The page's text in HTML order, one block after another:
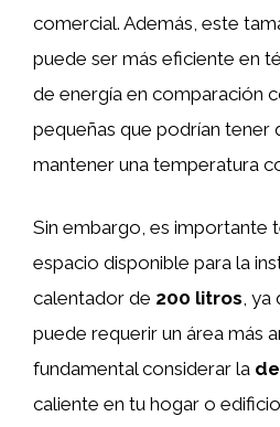
comercial. Además, este
puede ser más eficiente en
de energía en comparación
pequeñas que podrían tener
mantener una temperatura
Sin embargo, es importante
espacio disponible para la
calentador de 200 litros, ya
puede requerir un área más
fundamental considerar la
caliente en tu hogar o